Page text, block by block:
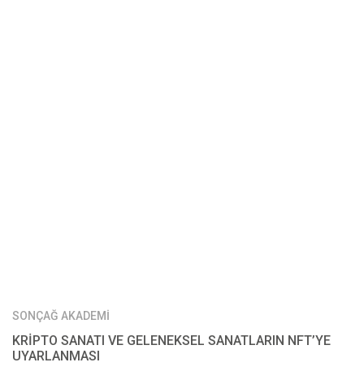
SONÇAĞ AKADEMİ
KRİPTO SANATI VE GELENEKSEL SANATLARIN NFT’YE
UYARLANMASI